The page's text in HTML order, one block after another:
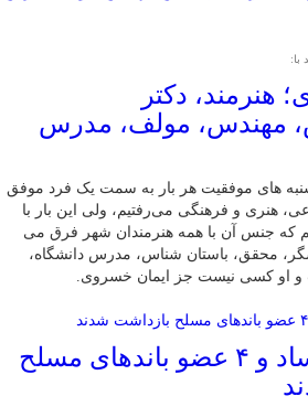
با:
هنرمند، دکتر
مهندس، مولف، مدرس
شنبه های موفقیت هر بار به سمت یک فرد موفق
هنری و فرهنگی می‌رفتیم، ولی این بار با
جنس آن با همه هنرمندان شهر فرق می
محقق، باستان شناس، مدرس دانشگاه،
او کسی نیست جز ایمان خسروی.
۲۱ عامل موساد و ۴ عضو باند‌های مسلح